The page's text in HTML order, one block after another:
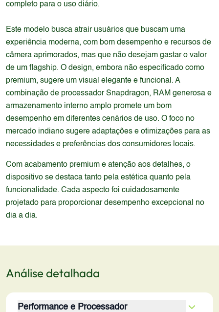
completo para o uso diário.
Este modelo busca atrair usuários que buscam uma
experiência moderna, com bom desempenho e recursos de
câmera aprimorados, mas que não desejam gastar o valor
de um flagship. O design, embora não especificado como
premium, sugere um visual elegante e funcional. A
combinação de processador Snapdragon, RAM generosa e
armazenamento interno amplo promete um bom
desempenho em diferentes cenários de uso. O foco no
mercado indiano sugere adaptações e otimizações para as
necessidades e preferências dos consumidores locais.
Com acabamento premium e atenção aos detalhes, o
dispositivo se destaca tanto pela estética quanto pela
funcionalidade. Cada aspecto foi cuidadosamente
projetado para proporcionar desempenho excepcional no
dia a dia.
Análise detalhada
Performance e Processador